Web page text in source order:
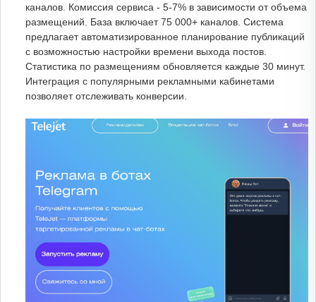
каналов. Комиссия сервиса - 5-7% в зависимости от объема
размещений. База включает 75 000+ каналов. Система
предлагает автоматизированное планирование публикаций
с возможностью настройки времени выхода постов.
Статистика по размещениям обновляется каждые 30 минут.
Интеграция с популярными рекламными кабинетами
позволяет отслеживать конверсии.